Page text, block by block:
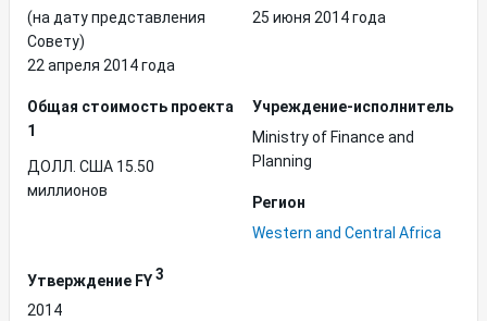
(на дату представления
Совету)
22 апреля 2014 года
25 июня 2014 года
Общая стоимость проекта
1
ДОЛЛ. США 15.50
миллионов
Учреждение-исполнитель
Ministry of Finance and
Planning
Регион
Western and Central Africa
Утверждение FY3
2014